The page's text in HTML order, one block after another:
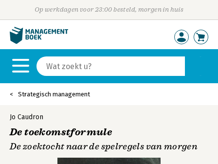
Op werkdagen voor 23:00 besteld, morgen in huis
Strategisch management
Jo Caudron
De toekomstformule
De zoektocht naar de spelregels van morgen